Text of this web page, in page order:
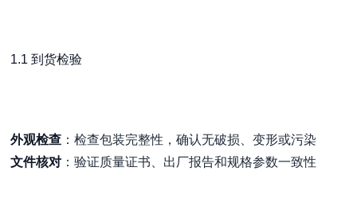
1.1 到货检验
外观检查 ：检查包装完整性，确认无破损、变形或污染
文件核对 ：验证质量证书、出厂报告和规格参数一致性